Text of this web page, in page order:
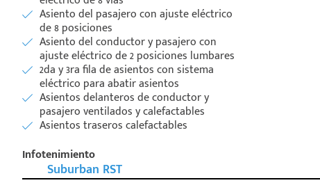
Asiento del pasajero con ajuste eléctrico
de 8 posiciones
Asiento del conductor y pasajero con
ajuste eléctrico de 2 posiciones lumbares
2da y 3ra fila de asientos con sistema
eléctrico para abatir asientos
Asientos delanteros de conductor y
pasajero ventilados y calefactables
Asientos traseros calefactables
Infotenimiento
Suburban RST